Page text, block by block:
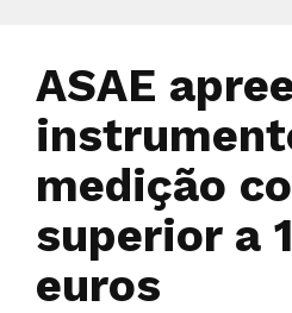
ASAE
medição
superior a
euros